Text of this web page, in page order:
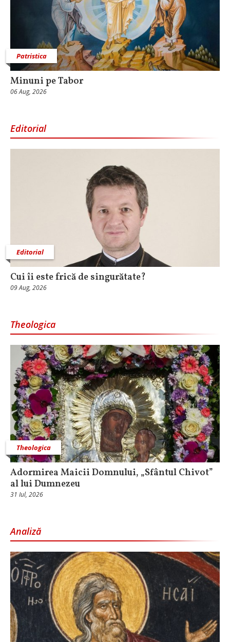
Patristica
Minuni pe Tabor
06 Aug, 2026
Editorial
Editorial
Cui îi este frică de singurătate?
09 Aug, 2026
Theologica
Theologica
Adormirea Maicii Domnului, „Sfântul Chivot”
al lui Dumnezeu
31 Iul, 2026
Analiză